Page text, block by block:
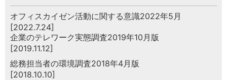
オフィスカイゼン活動に関する意識2022年5月
[2022.7.24]
企業のテレワーク実態調査2019年10月版
[2019.11.12]
総務担当者の環境調査2018年4月版
[2018.10.10]